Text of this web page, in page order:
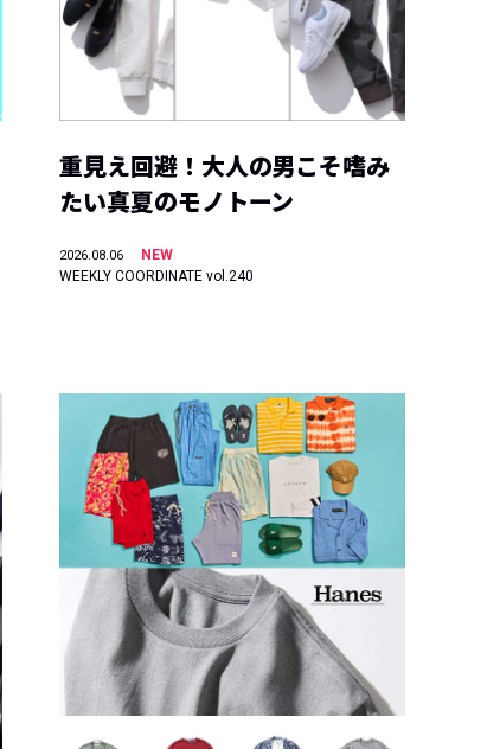
重見え回避！大人の男こそ嗜み
たい真夏のモノトーン
2026.08.06
NEW
WEEKLY COORDINATE vol.240